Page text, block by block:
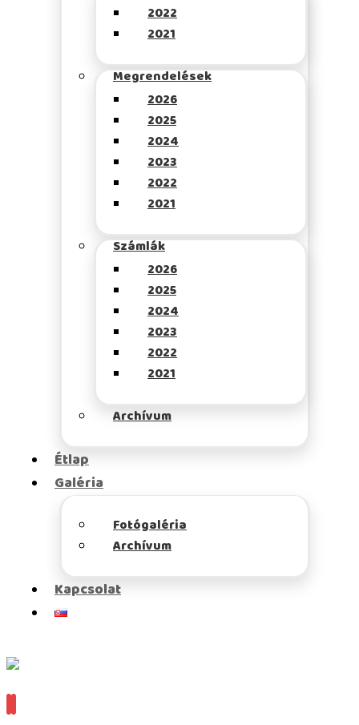
2022
2021
Megrendelések
2026
2025
2024
2023
2022
2021
Számlák
2026
2025
2024
2023
2022
2021
Archívum
Étlap
Galéria
Fotógaléria
Archívum
Kapcsolat